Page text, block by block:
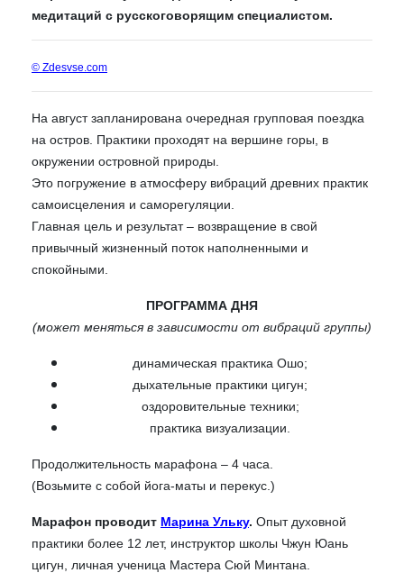
медитаций с русскоговорящим специалистом.
© Zdesvse.com
На август запланирована очередная групповая поездка
на остров. Практики проходят на вершине горы, в
окружении островной природы.
Это погружение в атмосферу вибраций древних практик
самоисцеления и саморегуляции.
Главная цель и результат – возвращение в свой
привычный жизненный поток наполненными и
спокойными.
ПРОГРАММА ДНЯ
(может меняться в зависимости от вибраций группы)
динамическая практика Ошо;
дыхательные практики цигун;
оздоровительные техники;
практика визуализации.
Продолжительность марафона – 4 часа.
(Возьмите с собой йога-маты и перекус.)
Марафон проводит Марина Ульку. Опыт духовной
практики более 12 лет, инструктор школы Чжун Юань
цигун, личная ученица Мастера Сюй Минтана.